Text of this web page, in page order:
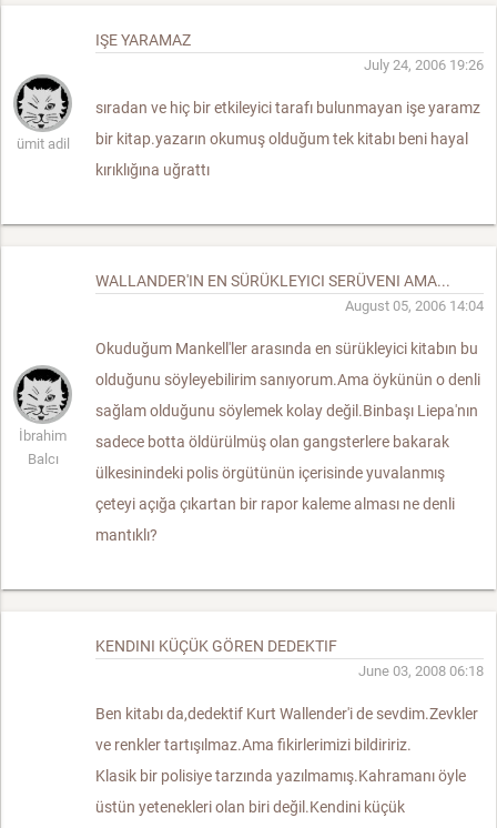
ümit adil
IŞE YARAMAZ
July 24, 2006 19:26
sıradan ve hiç bir etkileyici tarafı bulunmayan işe yaramz
bir kitap.yazarın okumuş olduğum tek kitabı beni hayal
kırıklığına uğrattı
İbrahim
Balcı
WALLANDER'IN EN SÜRÜKLEYICI SERÜVENI AMA...
August 05, 2006 14:04
Okuduğum Mankell'ler arasında en sürükleyici kitabın bu
olduğunu söyleyebilirim sanıyorum.Ama öykünün o denli
sağlam olduğunu söylemek kolay değil.Binbaşı Liepa'nın
sadece botta öldürülmüş olan gangsterlere bakarak
ülkesinindeki polis örgütünün içerisinde yuvalanmış
çeteyi açığa çıkartan bir rapor kaleme alması ne denli
mantıklı?
KENDINI KÜÇÜK GÖREN DEDEKTIF
June 03, 2008 06:18
Ben kitabı da,dedektif Kurt Wallender'i de sevdim.Zevkler
ve renkler tartışılmaz.Ama fikirlerimizi bildiririz.
Klasik bir polisiye tarzında yazılmamış.Kahramanı öyle
üstün yetenekleri olan biri değil.Kendini küçük